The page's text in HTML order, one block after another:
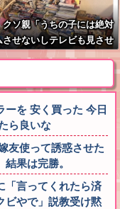
クソ親「うちの子には絶対
させないしテレビも見させ
！！」
ーを 安く買った 今日
ら良いな
友使って誘惑させた
果は完勝。
「言ってくれたら済
ビやで」説教受け黙